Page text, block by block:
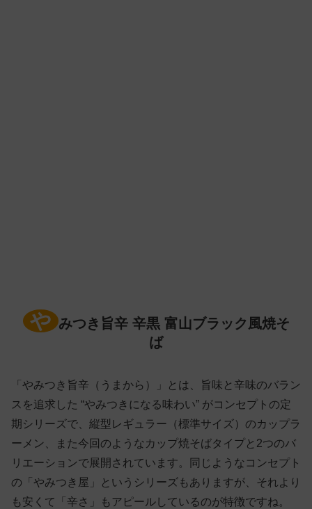
や みつき旨辛 辛黒 富山ブラック風焼そ
ば
「やみつき旨辛（うまから）」とは、旨味と辛味のバラン
スを追求した “やみつきになる味わい” がコンセプトの定
期シリーズで、縦型レギュラー（標準サイズ）のカップラ
ーメン、また今回のようなカップ焼そばタイプと2つのバ
リエーションで展開されています。同じようなコンセプト
の「やみつき屋」というシリーズもありますが、それより
も安くて「辛さ」もアピールしているのが特徴ですね。